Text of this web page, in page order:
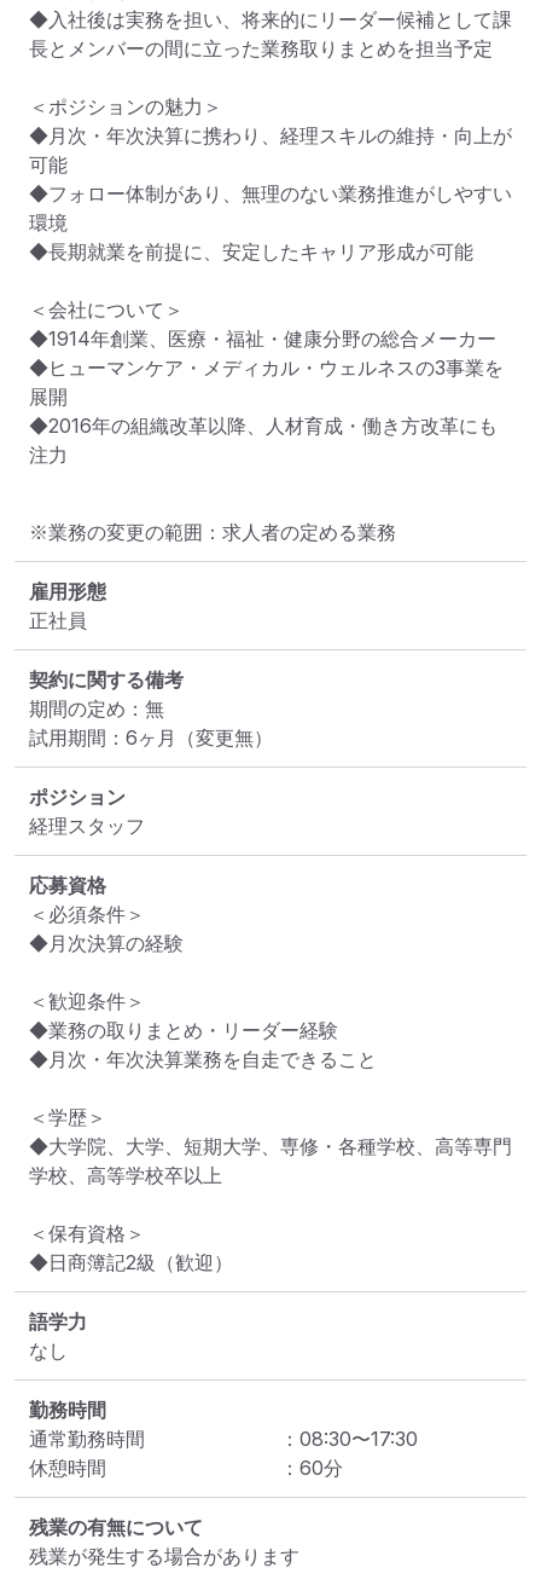
◆入社後は実務を担い、将来的にリーダー候補として課
長とメンバーの間に立った業務取りまとめを担当予定
＜ポジションの魅力＞
◆月次・年次決算に携わり、経理スキルの維持・向上が
可能
◆フォロー体制があり、無理のない業務推進がしやすい
環境
◆長期就業を前提に、安定したキャリア形成が可能
＜会社について＞
◆1914年創業、医療・福祉・健康分野の総合メーカー
◆ヒューマンケア・メディカル・ウェルネスの3事業を
展開
◆2016年の組織改革以降、人材育成・働き方改革にも
注力
※業務の変更の範囲：求人者の定める業務
雇用形態
正社員
契約に関する備考
期間の定め：無
試用期間：6ヶ月（変更無）
ポジション
経理スタッフ
応募資格
＜必須条件＞
◆月次決算の経験
＜歓迎条件＞
◆業務の取りまとめ・リーダー経験
◆月次・年次決算業務を自走できること
＜学歴＞
◆大学院、大学、短期大学、専修・各種学校、高等専門
学校、高等学校卒以上
＜保有資格＞
◆日商簿記2級（歓迎）
語学力
なし
勤務時間
通常勤務時間
： 08:30〜17:30
休憩時間
： 60分
残業の有無について
残業が発生する場合があります